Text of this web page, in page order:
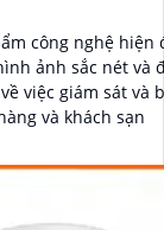
công nghệ hiện
việc giám sát và
và khách sạn